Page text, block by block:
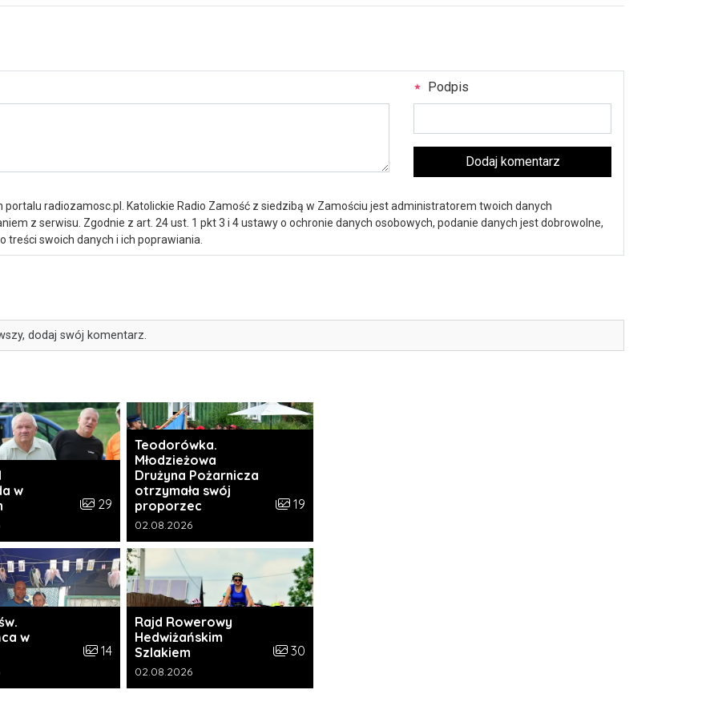
Podpis
Dodaj komentarz
radiozamosc.pl. Katolickie Radio Zamość z siedzibą w Zamościu jest administratorem twoich danych
z serwisu. Zgodnie z art. 24 ust. 1 pkt 3 i 4 ustawy o ochronie danych osobowych, podanie danych jest dobrowolne,
treści swoich danych i ich poprawiania.
dodaj swój komentarz.
w
Liczba zdjęć w galerii:
29
galerii:
Teodorówka.
Młodzieżowa
Drużyna Pożarnicza
otrzymała swój
proporzec
Liczba zdjęć w galerii:
19
Data dodania galerii:
02.08.2026
w
Liczba zdjęć w galerii:
14
galerii:
Rajd Rowerowy
Hedwiżańskim
Szlakiem
Liczba zdjęć w galerii:
30
Data dodania galerii:
02.08.2026